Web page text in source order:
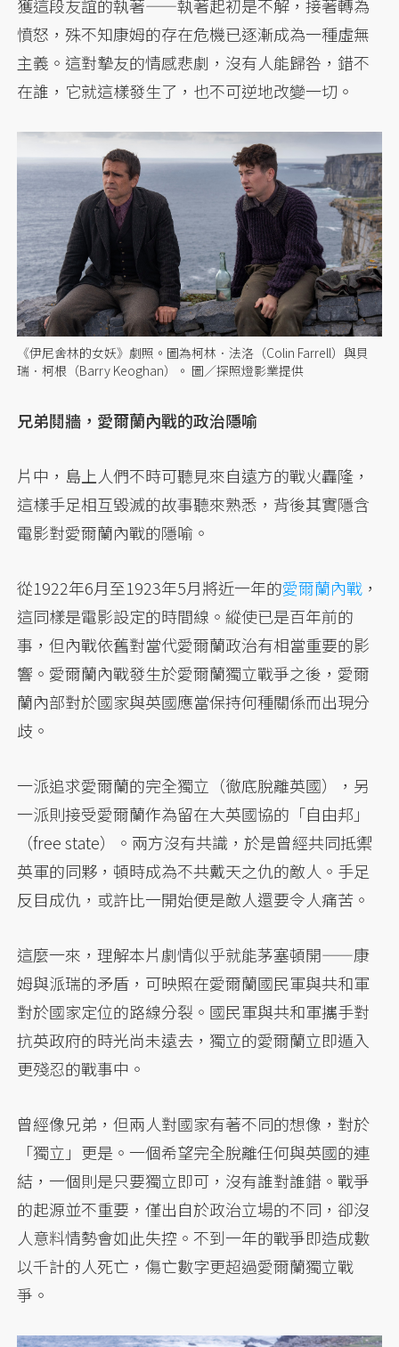
獲這段友誼的執著——執著起初是不解，接著轉為
憤怒，殊不知康姆的存在危機已逐漸成為一種虛無
主義。這對摯友的情感悲劇，沒有人能歸咎，錯不
在誰，它就這樣發生了，也不可逆地改變一切。
《伊尼舍林的女妖》劇照。圖為柯林．法洛（Colin Farrell）與貝
瑞．柯根（Barry Keoghan）。 圖／探照燈影業提供
兄弟鬩牆，愛爾蘭內戰的政治隱喻
片中，島上人們不時可聽見來自遠方的戰火轟隆，
這樣手足相互毀滅的故事聽來熟悉，背後其實隱含
電影對愛爾蘭內戰的隱喻。
從1922年6月至1923年5月將近一年的愛爾蘭內戰 ，
這同樣是電影設定的時間線。縱使已是百年前的
事，但內戰依舊對當代愛爾蘭政治有相當重要的影
響。愛爾蘭內戰發生於愛爾蘭獨立戰爭之後，愛爾
蘭內部對於國家與英國應當保持何種關係而出現分
歧。
一派追求愛爾蘭的完全獨立（徹底脫離英國），另
一派則接受愛爾蘭作為留在大英國協的「自由邦」
（free state）。兩方沒有共識，於是曾經共同抵禦
英軍的同夥，頓時成為不共戴天之仇的敵人。手足
反目成仇，或許比一開始便是敵人還要令人痛苦。
這麼一來，理解本片劇情似乎就能茅塞頓開——康
姆與派瑞的矛盾，可映照在愛爾蘭國民軍與共和軍
對於國家定位的路線分裂。國民軍與共和軍攜手對
抗英政府的時光尚未遠去，獨立的愛爾蘭立即遁入
更殘忍的戰事中。
曾經像兄弟，但兩人對國家有著不同的想像，對於
「獨立」更是。一個希望完全脫離任何與英國的連
結，一個則是只要獨立即可，沒有誰對誰錯。戰爭
的起源並不重要，僅出自於政治立場的不同，卻沒
人意料情勢會如此失控。不到一年的戰爭即造成數
以千計的人死亡，傷亡數字更超過愛爾蘭獨立戰
爭。